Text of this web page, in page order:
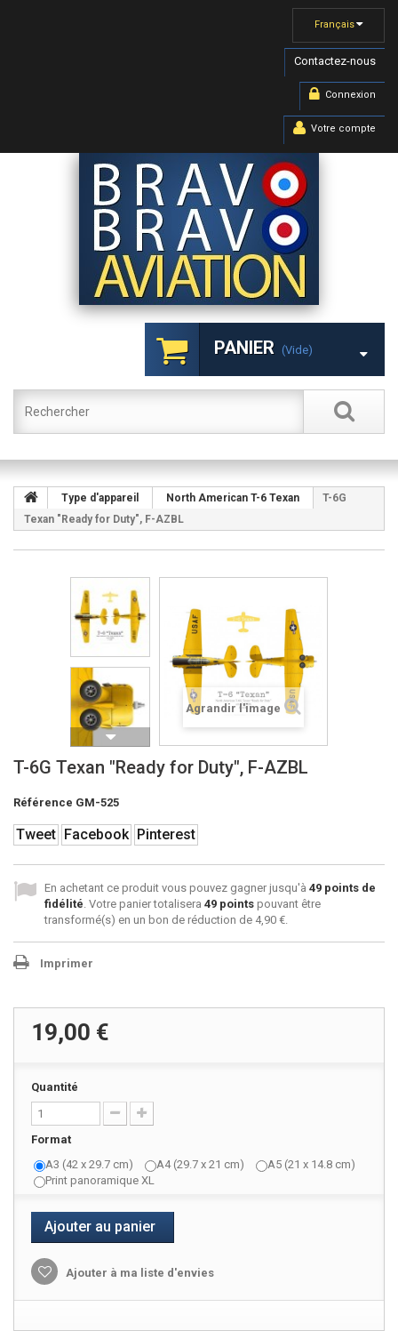
Français
Contactez-nous
Connexion
Votre compte
PANIER (vide)
Type d'appareil North American T-6 Texan
T-6G
Texan "Ready for Duty", F-AZBL
Agrandir l'image
T-6G Texan "Ready for Duty", F-AZBL
Référence GM-525
Tweet Facebook Pinterest
En achetant ce produit vous pouvez gagner jusqu'à 49 points de
fidélité. Votre panier totalisera 49 points pouvant être
transformé(s) en un bon de réduction de 4,90 €.
Imprimer
19,00 €
Quantité
Format
A3 (42 x 29.7 cm)
A4 (29.7 x 21 cm)
A5 (21 x 14.8 cm)
Print panoramique XL
Ajouter au panier
Ajouter à ma liste d'envies